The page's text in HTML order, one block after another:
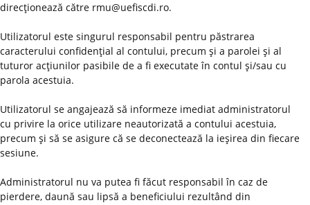
direcţionează către rmu@uefiscdi.ro.
Utilizatorul este singurul responsabil pentru păstrarea
caracterului confidenţial al contului, precum şi a parolei şi al
tuturor acţiunilor pasibile de a fi executate în contul şi/sau cu
parola acestuia.
Utilizatorul se angajează să informeze imediat administratorul
cu privire la orice utilizare neautorizată a contului acestuia,
precum şi să se asigure că se deconectează la ieşirea din fiecare
sesiune.
Administratorul nu va putea fi făcut responsabil în caz de
pierdere, daună sau lipsă a beneficiului rezultând din